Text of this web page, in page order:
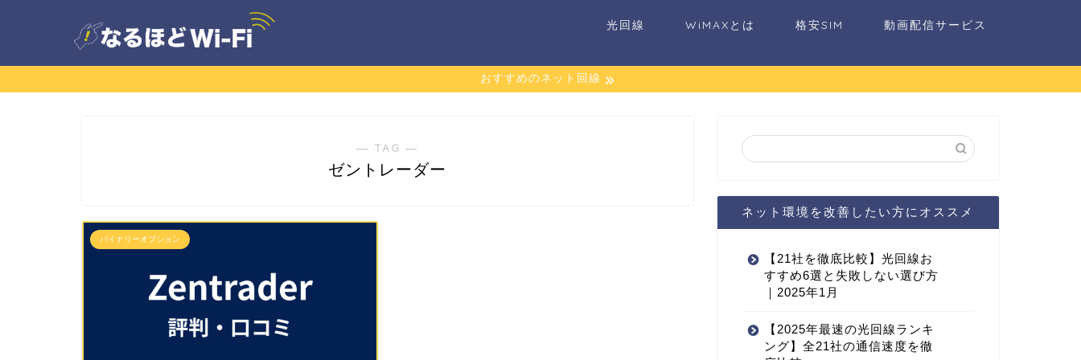
光回線 WiMAXとは 格安SIM 動画配信サービス
おすすめのネット回線
― TAG ―
ゼントレーダー
バイナリーオプション
ネット環境を改善したい方にオススメ
【21社を徹底比較】光回線お
すすめ6選と失敗しない選び方
｜2025年1月
【2025年最速の光回線ランキ
ング】全21社の通信速度を徹